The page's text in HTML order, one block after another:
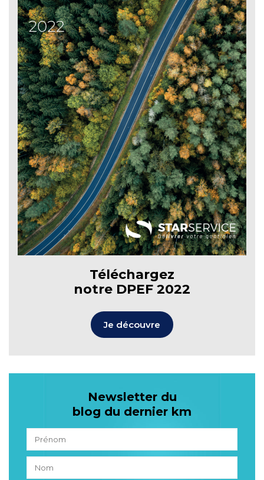
Téléchargez
notre DPEF 2022
Je découvre
Newsletter du
blog du dernier km